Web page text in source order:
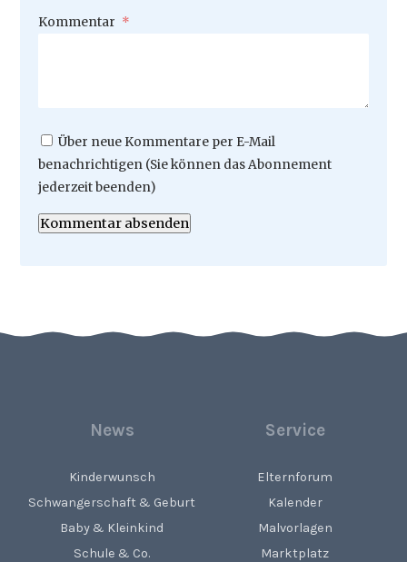
Pflichtfeld
Kommentar *
Über neue Kommentare per E-Mail
benachrichtigen (Sie können das Abonnement
jederzeit beenden)
Kommentar absenden
News
Kinderwunsch
Schwangerschaft & Geburt
Baby & Kleinkind
Schule & Co.
Service
Elternforum
Kalender
Malvorlagen
Marktplatz